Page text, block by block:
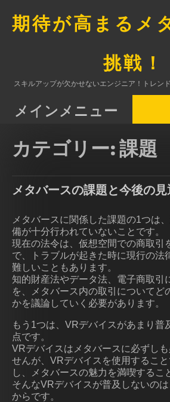
期待が高まるメ
挑戦！
スキルアップが欠かせないエンジニア！トレン
メインメニュー
カテゴリー:課題
メタバースの課題と今後の見
メタバースに関係した課題の1つは
備が十分行われていないことです。
現在の法令は、仮想空間での商取引
で、トラブルが起きた時に現行の法
難しいこともあります。
知的財産法やデータ法、電子商取引
を、メタバース内の取引についてど
かを議論していく必要があります。
もう1つは、VRデバイスがあまり普
点です。
VRデバイスはメタバースに必ずし
せんが、VRデバイスを使用するこ
し、メタバースの魅力を満喫するこ
そんなVRデバイスが普及しないの
からです。